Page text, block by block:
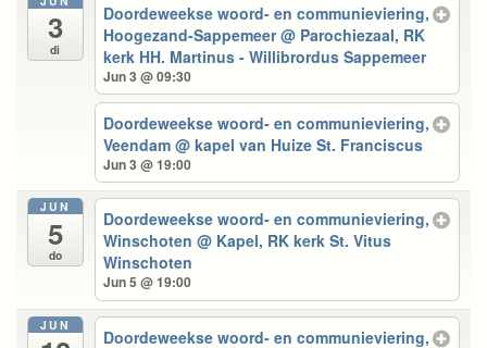
3
di
Doordeweekse woord- en communieviering,
Hoogezand-Sappemeer@ Parochiezaal, RK
kerk HH. Martinus - Willibrordus Sappemeer
Jun 3 @ 09:30
Doordeweekse woord- en communieviering,
Veendam@ kapel van Huize St. Franciscus
Jun 3 @ 19:00
JUN
5
do
Doordeweekse woord- en communieviering,
Winschoten@ Kapel, RK kerk St. Vitus
Winschoten
Jun 5 @ 19:00
JUN
Doordeweekse woord- en communieviering,